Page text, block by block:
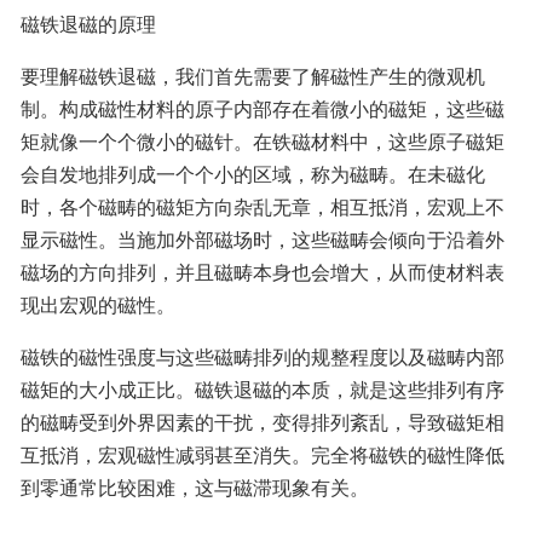
磁铁退磁的原理
要理解磁铁退磁，我们首先需要了解磁性产生的微观机
制。构成磁性材料的原子内部存在着微小的磁矩，这些磁
矩就像一个个微小的磁针。在铁磁材料中，这些原子磁矩
会自发地排列成一个个小的区域，称为磁畴。在未磁化
时，各个磁畴的磁矩方向杂乱无章，相互抵消，宏观上不
显示磁性。当施加外部磁场时，这些磁畴会倾向于沿着外
磁场的方向排列，并且磁畴本身也会增大，从而使材料表
现出宏观的磁性。
磁铁的磁性强度与这些磁畴排列的规整程度以及磁畴内部
磁矩的大小成正比。磁铁退磁的本质，就是这些排列有序
的磁畴受到外界因素的干扰，变得排列紊乱，导致磁矩相
互抵消，宏观磁性减弱甚至消失。完全将磁铁的磁性降低
到零通常比较困难，这与磁滞现象有关。